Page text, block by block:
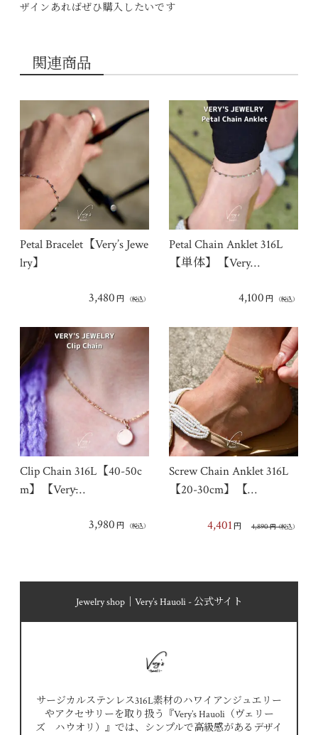
ザインあればぜひ購入したいです
関連商品
Petal Bracelet【Very’s Jewe
lry】
3,480 円 （税込）
Petal Chain Anklet 316L
【単体】【Very…
4,100 円 （税込）
Clip Chain 316L【40-50c
m】【Very̵…
3,980 円 （税込）
Screw Chain Anklet 316L
【20-30cm】【…
4,890円（税込）
4,401円
Jewelry shop｜Very’s Hauoli - 公式サイト
サージカルステンレス316L素材のハワイアンジュエリー
やアクセサリーを取り扱う『Very’s Hauoli（ヴェリー
ズ ハウオリ）』では、シンプルで高級感があるデザイ